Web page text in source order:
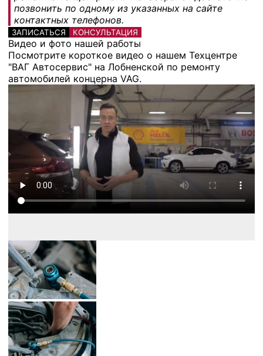
позвонить по одному из указанных на сайте
контактных телефонов.
ЗАПИСАТЬСЯ КОНСУЛЬТАЦИЯ
Видео и фото нашей работы
Посмотрите короткое видео о нашем Техцентре
"ВАГ Автосервис" на Лобненской по ремонту
автомобилей концерна VAG.